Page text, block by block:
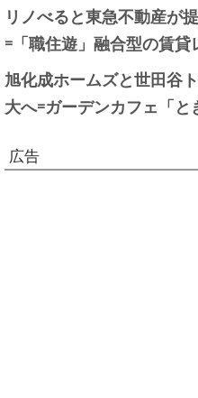
リノべると東急不動産が
=「職住遊」融合型の賃貸
旭化成ホームズと世田谷
大へ=ガーデンカフェ「
広告